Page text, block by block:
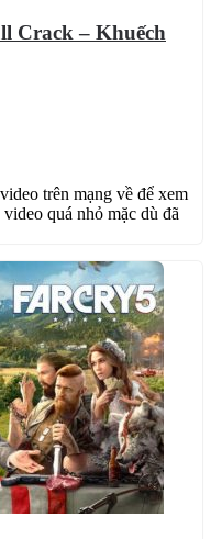
Crack – Khuếch
trên mạng về để xem
quá nhỏ mặc dù đã